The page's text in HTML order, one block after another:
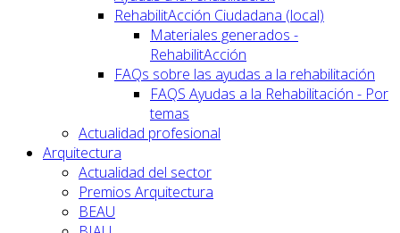
RehabilitAcción Ciudadana (local)
Materiales generados -
RehabilitAcción
FAQs sobre las ayudas a la rehabilitación
FAQS Ayudas a la Rehabilitación - Por
temas
Actualidad profesional
Arquitectura
Actualidad del sector
Premios Arquitectura
BEAU